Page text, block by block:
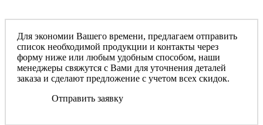
Для экономии Вашего времени, предлагаем отправить
список необходимой продукции и контакты через
форму ниже или любым удобным способом, наши
менеджеры свяжутся с Вами для уточнения деталей
заказа и сделают предложение с учетом всех скидок.
Отправить заявку